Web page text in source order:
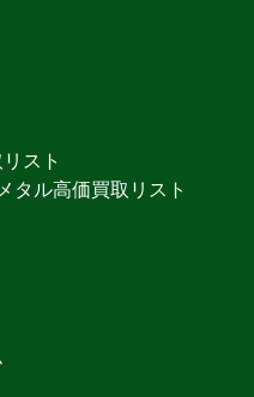
スト
タル高価買取リスト